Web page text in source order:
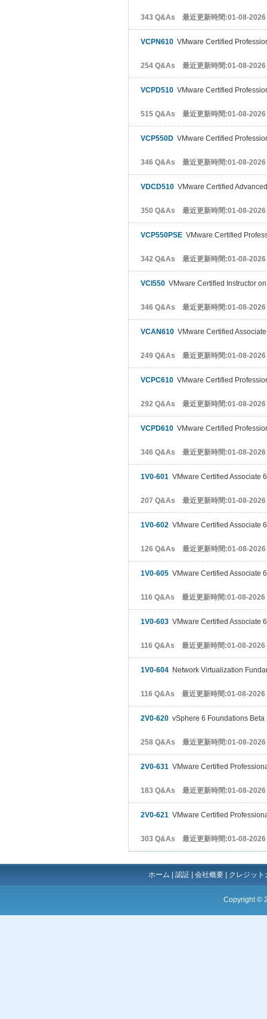
343 Q&As 最近更新時間:01-08-2026
VCPN610 VMware Certified
254 Q&As 最近更新時間:01-08-2026
VCPD510 VMware Certified
515 Q&As 最近更新時間:01-08-2026
VCP550D VMware Certified
346 Q&As 最近更新時間:01-08-2026
VDCD510 VMware Certified
350 Q&As 最近更新時間:01-08-2026
VCP550PSE VMware Certified
342 Q&As 最近更新時間:01-08-2026
VCI550 VMware Certified Instructor
346 Q&As 最近更新時間:01-08-2026
VCAN610 VMware Certified
249 Q&As 最近更新時間:01-08-2026
VCPC610 VMware Certified
292 Q&As 最近更新時間:01-08-2026
VCPD610 VMware Certified
346 Q&As 最近更新時間:01-08-2026
1V0-601 VMware Certified Associate
207 Q&As 最近更新時間:01-08-2026
1V0-602 VMware Certified Associate
126 Q&As 最近更新時間:01-08-2026
1V0-605 VMware Certified Associate
116 Q&As 最近更新時間:01-08-2026
1V0-603 VMware Certified Associate
116 Q&As 最近更新時間:01-08-2026
1V0-604 Network Virtualization
116 Q&As 最近更新時間:01-08-2026
2V0-620 vSphere 6 Foundations Beta
258 Q&As 最近更新時間:01-08-2026
2V0-631 VMware Certified
183 Q&As 最近更新時間:01-08-2026
2V0-621 VMware Certified
303 Q&As 最近更新時間:01-08-2026
ホーム 認証 会社概要 クレジッ
Copyright ©